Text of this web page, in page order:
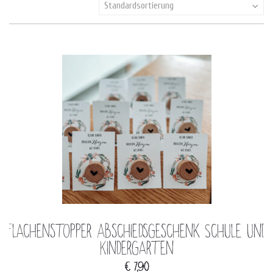
Standardsortierung
Flachenstopper Abschiedsgeschenk Schule und
Kindergarten
€ 7,90